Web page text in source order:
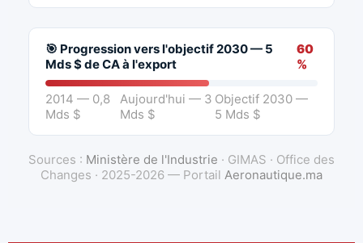
🎯 Progression vers l'objectif 2030 — 5
Mds $ de CA à l'export
60
%
2014 — 0,8
Mds $
Aujourd'hui — 3
Mds $
Objectif 2030 —
5 Mds $
Sources : Ministère de l'Industrie · GIMAS · Office des
Changes · 2025-2026 — Portail Aeronautique.ma